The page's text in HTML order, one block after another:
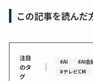
この記事を読んだ
注目
のタ
グ
｜ #AI #AI会
#テレビCM